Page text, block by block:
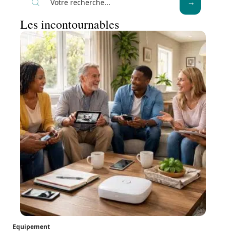
Les incontournables
Equipement